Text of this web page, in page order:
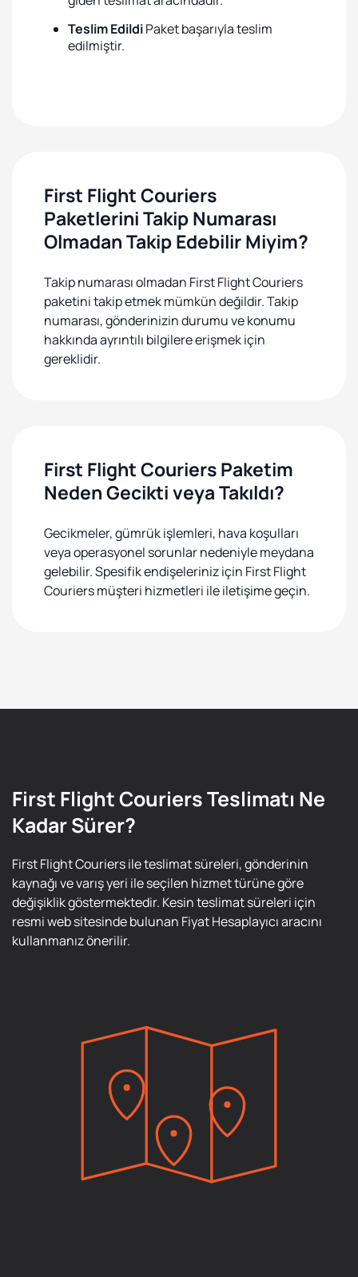
Teslim EdildiPaket başarıyla teslim
edilmiştir.
First Flight Couriers
Paketlerini Takip Numarası
Olmadan Takip Edebilir Miyim?
Takip numarası olmadan First Flight Couriers
paketini takip etmek mümkün değildir. Takip
numarası, gönderinizin durumu ve konumu
hakkında ayrıntılı bilgilere erişmek için
gereklidir.
First Flight Couriers Paketim
Neden Gecikti veya Takıldı?
Gecikmeler, gümrük işlemleri, hava koşulları
veya operasyonel sorunlar nedeniyle meydana
gelebilir. Spesifik endişeleriniz için First Flight
Couriers müşteri hizmetleri ile iletişime geçin.
First Flight Couriers Teslimatı Ne
Kadar Sürer?
First Flight Couriers ile teslimat süreleri, gönderinin
kaynağı ve varış yeri ile seçilen hizmet türüne göre
değişiklik göstermektedir. Kesin teslimat süreleri için
resmi web sitesinde bulunan Fiyat Hesaplayıcı aracını
kullanmanız önerilir.